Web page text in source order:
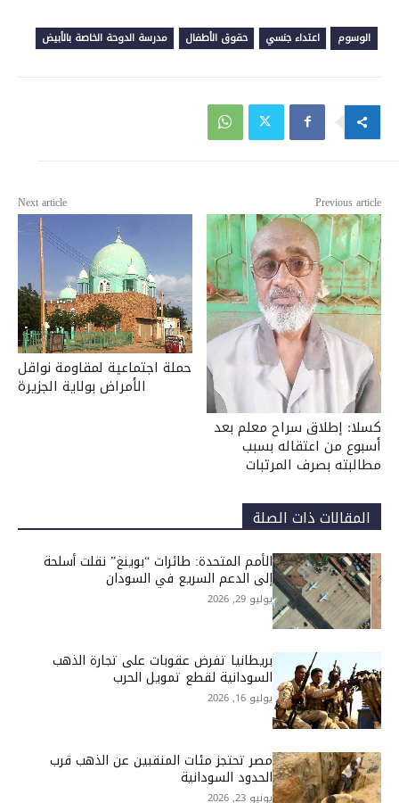
الوسوم اعتداء جنسي حقوق الأطفال مدرسة الدوحة الخاصة بالأبيض
Previous article
كسلا: إطلاق سراح معلم بعد
أسبوع من اعتقاله بسبب
مطالبته بصرف المرتبات
Next article
حملة اجتماعية لمقاومة نواقل
الأمراض بولاية الجزيرة
المقالات ذات الصلة
الأمم المتحدة: طائرات “بوينغ” نقلت أسلحة
إلى الدعم السريع في السودان
يوليو 29, 2026
بريطانيا تفرض عقوبات على تجارة الذهب
السودانية لقطع تمويل الحرب
يوليو 16, 2026
مصر تحتجز مئات المنقبين عن الذهب قرب
الحدود السودانية
يونيو 23, 2026